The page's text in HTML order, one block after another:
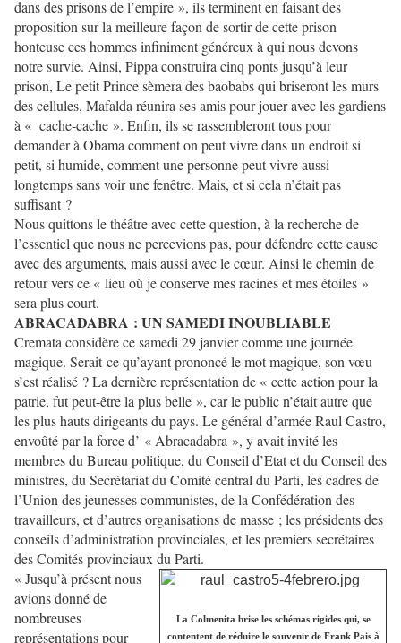
dans des prisons de l’empire », ils terminent en faisant des
proposition sur la meilleure façon de sortir de cette prison
honteuse ces hommes infiniment généreux à qui nous devons
notre survie. Ainsi, Pippa construira cinq ponts jusqu’à leur
prison, Le petit Prince sèmera des baobabs qui briseront les murs
des cellules, Mafalda réunira ses amis pour jouer avec les gardiens
à « cache-cache ». Enfin, ils se rassembleront tous pour
demander à Obama comment on peut vivre dans un endroit si
petit, si humide, comment une personne peut vivre aussi
longtemps sans voir une fenêtre. Mais, et si cela n’était pas
suffisant ?
Nous quittons le théâtre avec cette question, à la recherche de
l’essentiel que nous ne percevions pas, pour défendre cette cause
avec des arguments, mais aussi avec le cœur. Ainsi le chemin de
retour vers ce « lieu où je conserve mes racines et mes étoiles »
sera plus court.
ABRACADABRA : UN SAMEDI INOUBLIABLE
Cremata considère ce samedi 29 janvier comme une journée
magique. Serait-ce qu’ayant prononcé le mot magique, son vœu
s’est réalisé ? La dernière représentation de « cette action pour la
patrie, fut peut-être la plus belle », car le public n’était autre que
les plus hauts dirigeants du pays. Le général d’armée Raul Castro,
envoûté par la force d’ « Abracadabra », y avait invité les
membres du Bureau politique, du Conseil d’Etat et du Conseil des
ministres, du Secrétariat du Comité central du Parti, les cadres de
l’Union des jeunesses communistes, de la Confédération des
travailleurs, et d’autres organisations de masse ; les présidents des
conseils d’administration provinciales, et les premiers secrétaires
des Comités provinciaux du Parti.
La Colmenita brise les schémas rigides qui, se
contentent de réduire le souvenir de Frank Pais à
« Jusqu’à présent nous
avions donné de
nombreuses
représentations pour